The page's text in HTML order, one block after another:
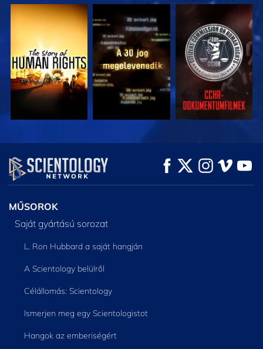
MŰSORNÉZÉS MŰSORNÉZÉS MŰSORNÉZÉS
MŰSORNÉZÉS MŰSORNÉZÉS
A SOROZAT
RÉSZEI
MŰSOROK
Saját gyártású sorozat
L. Ron Hubbard a saját hangján
A Scientology belülről
Célállomás: Scientology
Ismerjen meg egy Scientologistot
Hangok az emberiségért